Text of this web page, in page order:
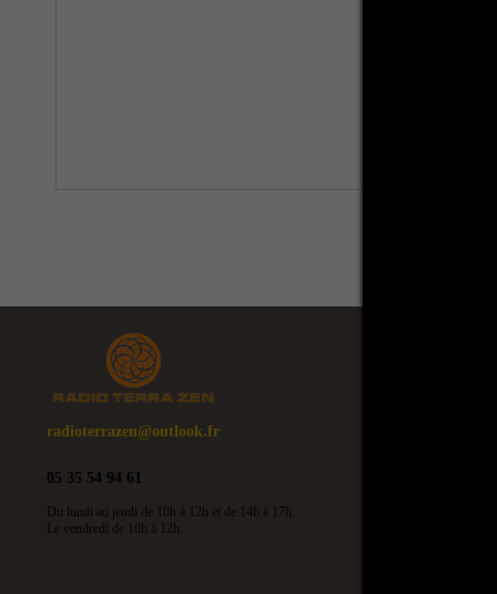
radioterrazen@outlook.fr
05 35 54 94 61
Du lundi au jeudi de 10h à 12h et de 14h à 17h.
Le vendredi de 10h à 12h.